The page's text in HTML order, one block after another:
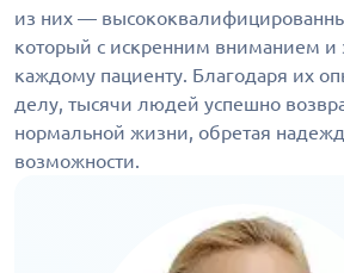
из них —
который с искренним вниманием и
каждому пациенту. Благодаря их
делу, тысячи людей успешно
нормальной жизни, обретая
возможности.